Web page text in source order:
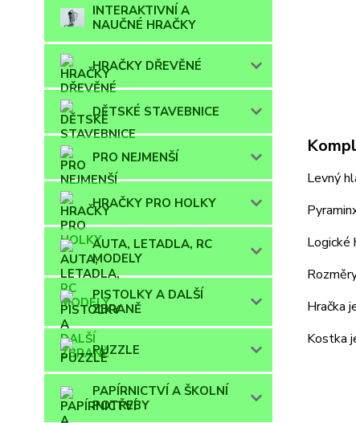
INTERAKTIVNÍ A
NAUČNÉ HRAČKY
HRAČKY DŘEVĚNÉ
DĚTSKÉ STAVEBNICE
PRO NEJMENŠÍ
HRAČKY PRO HOLKY
AUTA, LETADLA, RC
MODELY
PISTOLKY A DALŠÍ
ZBRANĚ
PUZZLE
PAPÍRNICTVÍ A ŠKOLNÍ
POTŘEBY
Levný
Logické
Hračka
Kostka